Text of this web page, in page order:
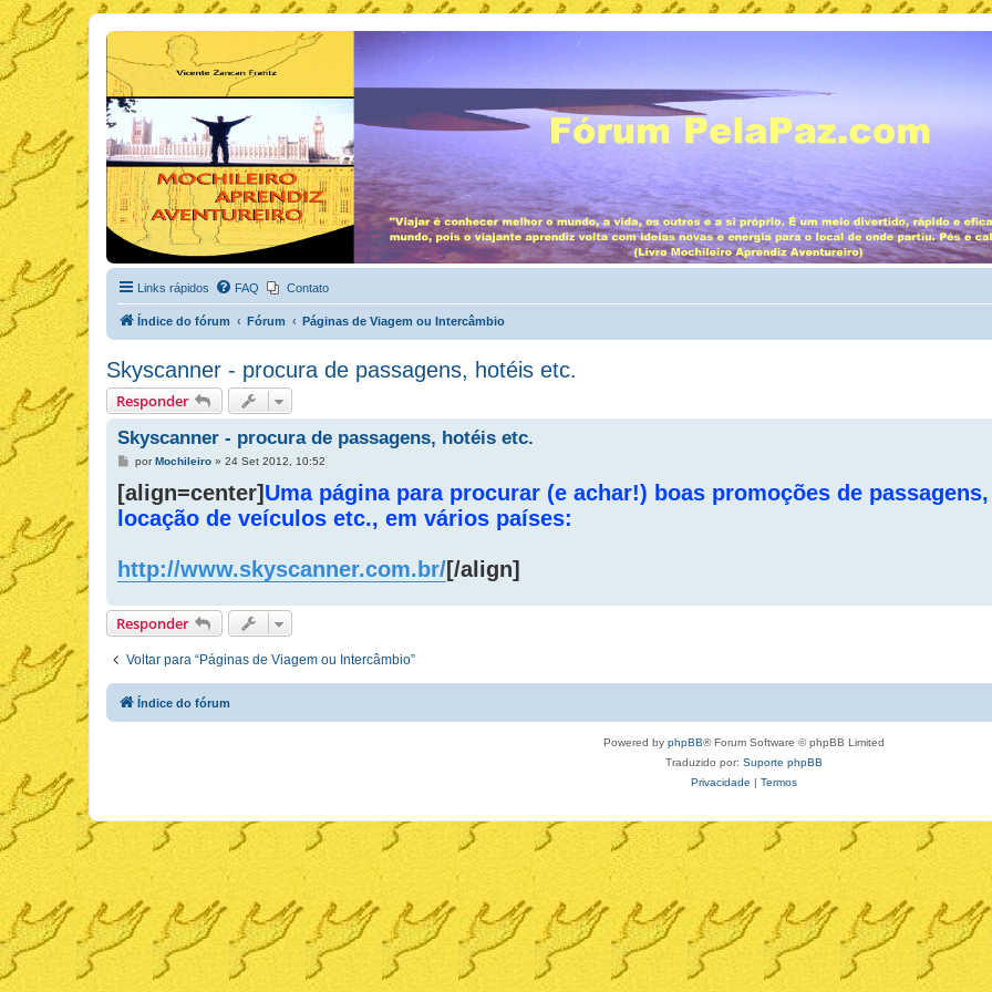
Links rápidos FAQ Contato
Índice do fórum Fórum Páginas de Viagem ou Intercâmbio
Skyscanner - procura de passagens, hotéis etc.
Responder
Skyscanner - procura de passagens, hotéis etc.
M
n
s
a
g
porMochileiro» 24 Set 2012, 10:52
[align=center] Uma página para procurar (e achar!) boas promoções de
locação de veículos etc., em vários países:
http://www.skyscanner.com.br/[/align]
Responder
Voltar para “Páginas de Viagem ou Intercâmbio”
Índice do fórum
Powered by phpBB® Forum Software © phpBB Limited
Traduzido por: Suporte phpBB
Privacidade | Termos